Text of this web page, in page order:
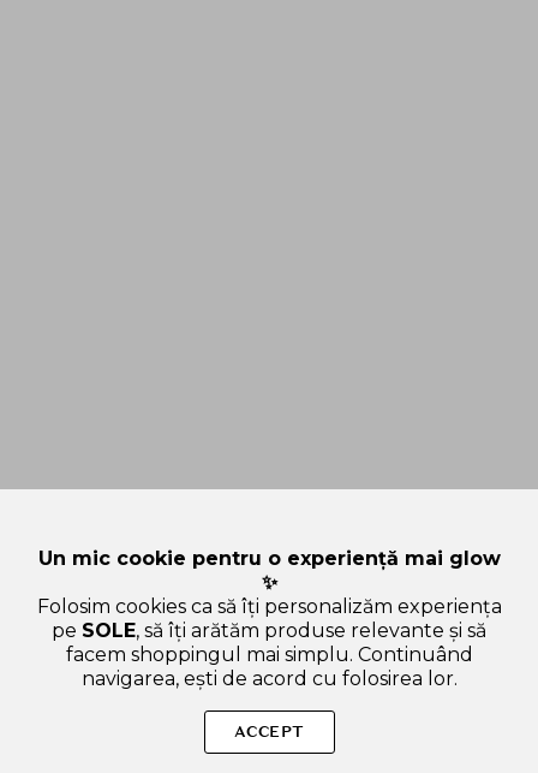
Produse autentice, conforme UE, alese responsabil.
Un mic cookie pentru o experiență mai glow
✨
Folosim cookies ca să îți personalizăm experiența
pe SOLE, să îți arătăm produse relevante și să
facem shoppingul mai simplu. Continuând
navigarea, ești de acord cu folosirea lor.
ACCEPT